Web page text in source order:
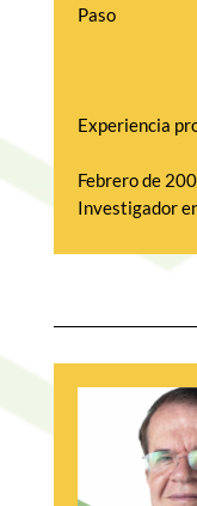
Experiencia
Febrero de
Investigador